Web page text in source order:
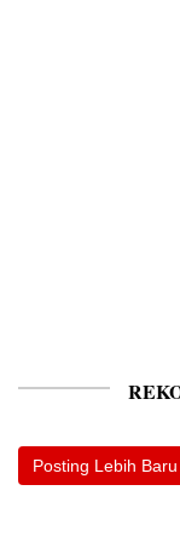
Posting Lebih Baru